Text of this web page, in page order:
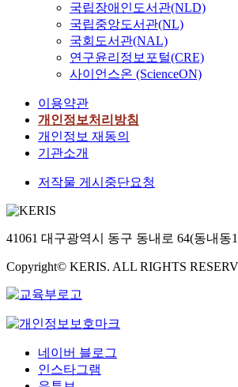
국립장애인도서관(NLD)
국립중앙도서관(NL)
국회도서관(NAL)
연구윤리정보포털(CRE)
사이언스온 (ScienceON)
이용약관
개인정보처리방침
개인정보 재동의
기관소개
저작물 게시중단요청
41061 대구광역시 동구 동내로 64(동내동
Copyright© KERIS. ALL RIGHTS
네이버 블로그
인스타그램